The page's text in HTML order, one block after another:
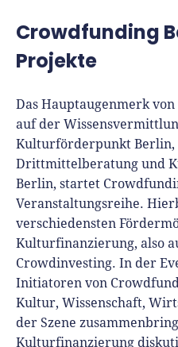
Crowdfunding
Projekte
Das Hauptaugenmerk
auf der
Kulturförderpunkt Berlin,
Drittmittelberatung und
Berlin, startet
Veranstaltungsreihe.
verschiedensten
Kulturfinanzierung, also
Crowdinvesting. In der
Initiatoren von
Kultur, Wissenschaft,
der Szene
Kulturfinanzierung